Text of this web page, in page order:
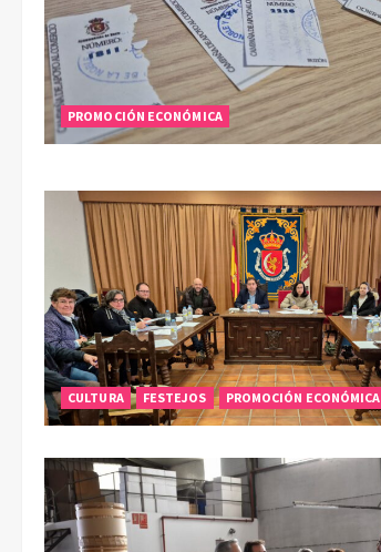
PROMOCIÓN ECONÓMICA
CULTURA FESTEJOS PROMOCIÓN ECONÓMICA